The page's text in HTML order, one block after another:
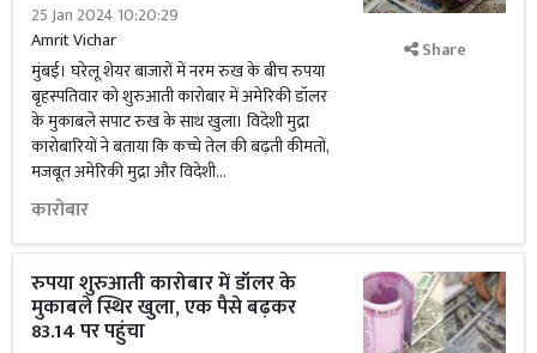
25 Jan 2024 10:20:29
Amrit Vichar
मुंबई। घरेलू शेयर बाजारों में नरम रुख के बीच रुपया
बृहस्पतिवार को शुरुआती कारोबार में अमेरिकी डॉलर
के मुकाबले सपाट रुख के साथ खुला। विदेशी मुद्रा
कारोबारियों ने बताया कि कच्चे तेल की बढ़ती कीमतों,
मजबूत अमेरिकी मुद्रा और विदेशी...
कारोबार
Share
रुपया शुरुआती कारोबार में डॉलर के
मुकाबले स्थिर खुला, एक पैसे बढ़कर
83.14 पर पहुंचा